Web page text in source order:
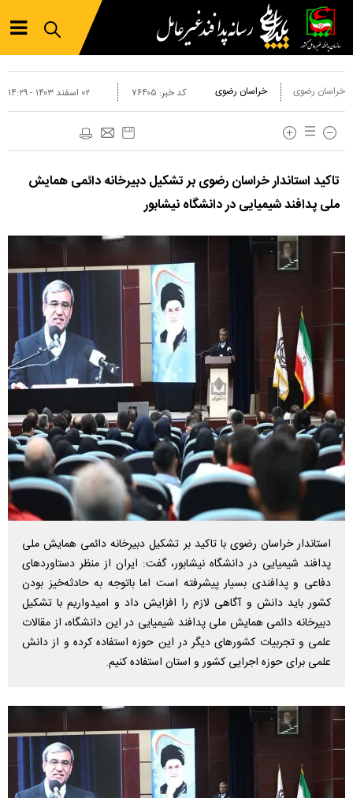
خراسان رضوی خراسان رضوی ۰۲ اسفند ۱۴۰۳ - ۱۴:۲۹ کد خبر: ۷۶۴۰۵
تاکید استاندار خراسان رضوی بر تشکیل دبیرخانه دائمی همایش
ملی پدافند شیمیایی در دانشگاه نیشابور
استاندار خراسان رضوی با تاکید بر تشکیل دبیرخانه دائمی همایش ملی
پدافند شیمیایی در دانشگاه نیشابور، گفت: ایران از منظر دستاوردهای
دفاعی و پدافندی بسیار پیشرفته است اما باتوجه به حادثه‌خیز بودن
کشور باید دانش و آگاهی لازم را افزایش داد و امیدواریم با تشکیل
دبیرخانه دائمی همایش ملی پدافند شیمیایی در این دانشگاه، از مقالات
علمی و تجربیات کشورهای دیگر در این حوزه استفاده کرده و از دانش
علمی برای حوزه اجرایی کشور و استان استفاده کنیم.